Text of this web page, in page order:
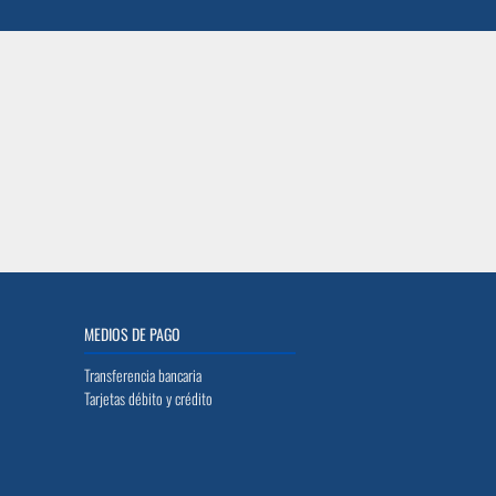
MEDIOS DE PAGO
Transferencia bancaria
Tarjetas débito y crédito